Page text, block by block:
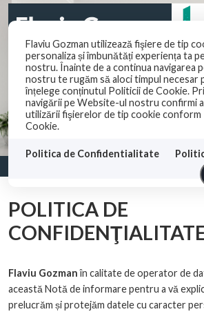
Flaviu Gozman utilizează fişiere de tip
personaliza și îmbunătăți experiența ta
nostru. Înainte de a continua navigarea
nostru te rugăm să aloci timpul necesar
înțelege conținutul Politicii de Cookie.
navigării pe Website-ul nostru confirmi
utilizării fişierelor de tip cookie conform
Cookie.
Politica de Confidentialitate
POLITICA DE
Flaviu Gozmanîn calitate de operator de
această Notă de informare pentru a vă
prelucrăm și protejăm datele cu caracter